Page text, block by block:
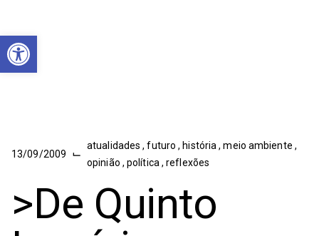
Abrir a barra de ferramentas
13/09/2009 ⌙
atualidades,futuro, história,meio ambiente ,
opinião ,política ,reflexões
>De Quinto